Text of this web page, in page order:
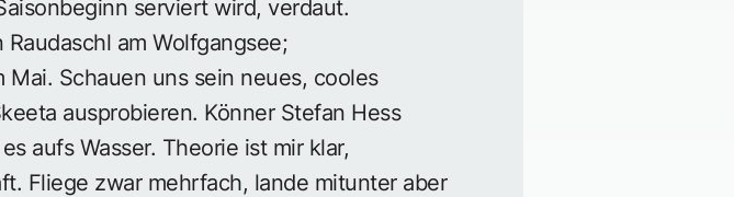
serviert wird, verdaut.
am Wolfgangsee;
Schauen uns sein neues, cooles
ausprobieren. Könner Stefan Hess
aufs Wasser. Theorie ist mir klar,
Fliege zwar mehrfach, lande mitunter aber